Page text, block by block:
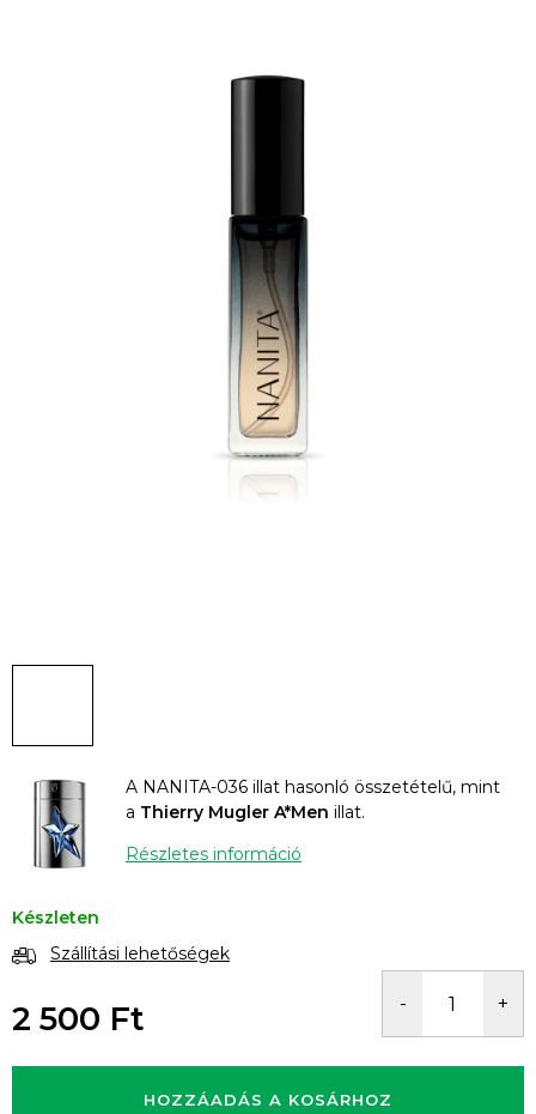
A NANITA-036 illat hasonló összetételű, mint
a Thierry Mugler A*Men illat.
Részletes információ
Készleten
Szállítási lehetőségek
2 500 Ft
HOZZÁADÁS A KOSÁRHOZ